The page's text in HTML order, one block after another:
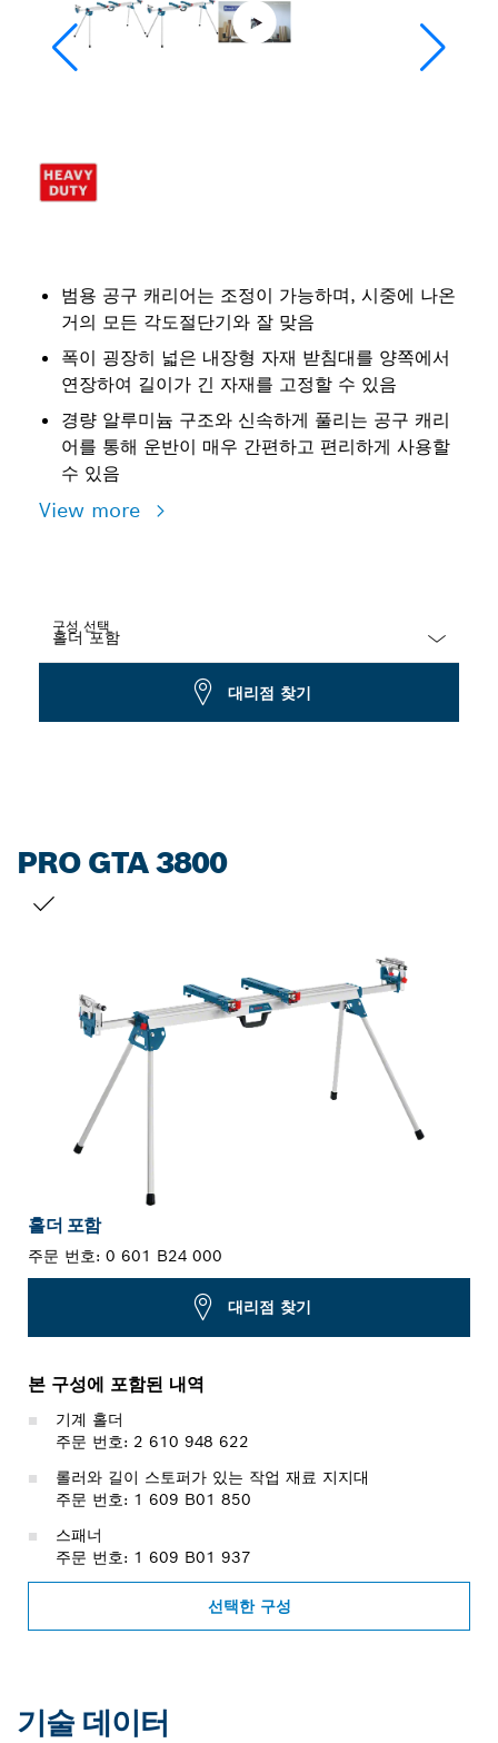
범용 공구 캐리어는 조정이 가능하며, 시중에 나온
거의 모든 각도절단기와 잘 맞음
폭이 굉장히 넓은 내장형 자재 받침대를 양쪽에서
연장하여 길이가 긴 자재를 고정할 수 있음
경량 알루미늄 구조와 신속하게 풀리는 공구 캐리
어를 통해 운반이 매우 간편하고 편리하게 사용할
수 있음
View more
구성 선택
대리점 찾기
PRO GTA 3800
홀더 포함
주문 번호: 0 601 B24 000
대리점 찾기
본 구성에 포함된 내역
기계 홀더
주문 번호: 2 610 948 622
롤러와 길이 스토퍼가 있는 작업 재료 지지대
주문 번호: 1 609 B01 850
스패너
주문 번호: 1 609 B01 937
선택한 구성
기술 데이터